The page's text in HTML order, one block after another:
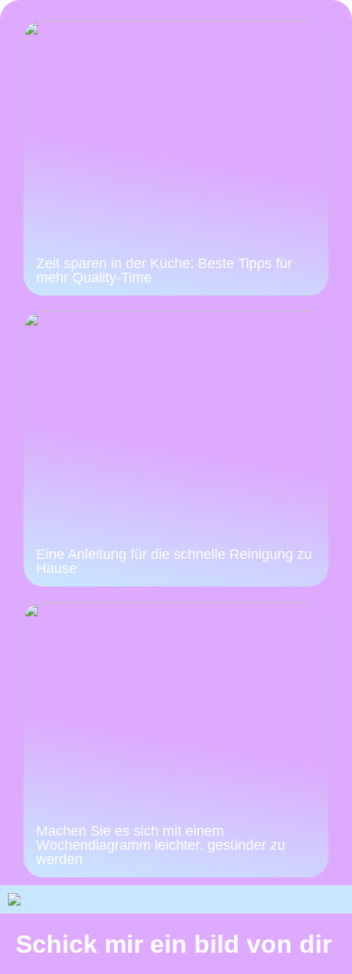
Zeit sparen in der Küche: Beste Tipps für
mehr Quality-Time
Eine Anleitung für die schnelle Reinigung zu
Hause
Machen Sie es sich mit einem
Wochendiagramm leichter, gesünder zu
werden
Schick mir ein bild von dir